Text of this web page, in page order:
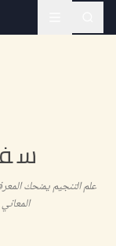
علم التنجيم يمنحك